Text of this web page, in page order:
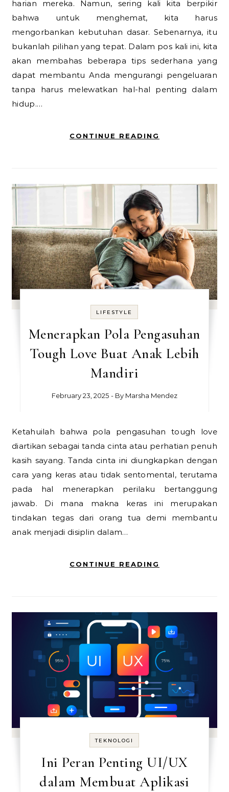
harian mereka. Namun, sering kali kita berpikir
bahwa untuk menghemat, kita harus
mengorbankan kebutuhan dasar. Sebenarnya, itu
bukanlah pilihan yang tepat. Dalam pos kali ini, kita
akan membahas beberapa tips sederhana yang
dapat membantu Anda mengurangi pengeluaran
tanpa harus melewatkan hal-hal penting dalam
hidup.…
CONTINUE READING
LIFESTYLE
Menerapkan Pola Pengasuhan
Tough Love Buat Anak Lebih
Mandiri
February 23, 2025 - By Marsha Mendez
Ketahuilah bahwa pola pengasuhan tough love
diartikan sebagai tanda cinta atau perhatian penuh
kasih sayang. Tanda cinta ini diungkapkan dengan
cara yang keras atau tidak sentomental, terutama
pada hal menerapkan perilaku bertanggung
jawab. Di mana makna keras ini merupakan
tindakan tegas dari orang tua demi membantu
anak menjadi disiplin dalam…
CONTINUE READING
TEKNOLOGI
Ini Peran Penting UI/UX
dalam Membuat Aplikasi